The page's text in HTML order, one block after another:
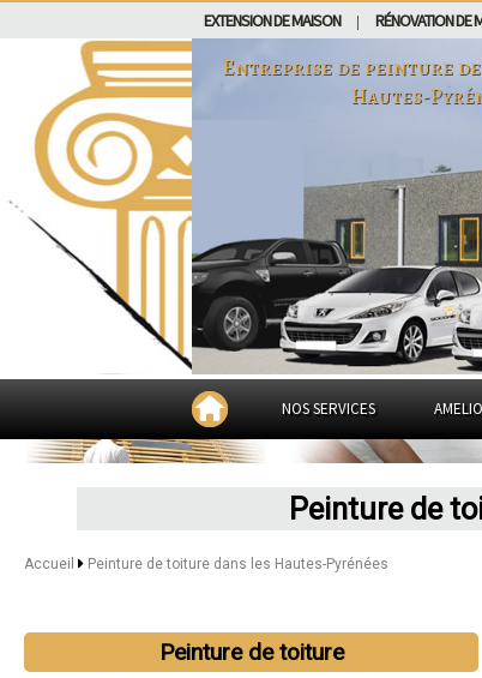
EXTENSION DE MAISON RÉNOVATION DE
Entreprise de peinture
Hautes-
NOS SERVICES
Peinture de
Accueil Peinture de toiture dans les Hautes-Pyrénées
Peinture de toiture